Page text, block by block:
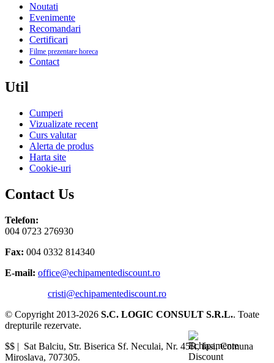
Noutati
Evenimente
Recomandari
Certificari
Filme prezentare horeca
Contact
Util
Cumperi
Vizualizate recent
Curs valutar
Alerta de produs
Harta site
Cookie-uri
Contact Us
Telefon:
004 0723 276930
Fax: 004 0332 814340
E-mail: office@echipamentediscount.ro
cristi@echipamentediscount.ro
© Copyright 2013-2026 S.C. LOGIC CONSULT S.R.L.. Toate
drepturile rezervate.
$$ | Sat Balciu, Str. Biserica Sf. Neculai, Nr. 45R,Iasi,Comuna
Miroslava, 707305.